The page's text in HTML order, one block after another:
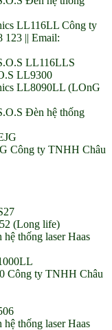
LL116LL Công ty
123 || Email:
LL116LLS
LL9300
LL8090LL (LOnG
Đèn hệ thống
Công ty TNHH Châu
(Long life)
thống laser Haas
Công ty TNHH Châu
thống laser Haas